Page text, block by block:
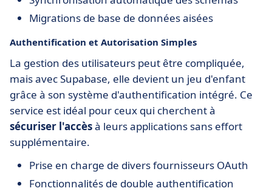
Migrations de base de données aisées
Authentification et Autorisation Simples
La gestion des utilisateurs peut être compliquée,
mais avec Supabase, elle devient un jeu d'enfant
grâce à son système d'authentification intégré. Ce
service est idéal pour ceux qui cherchent à
sécuriser l'accèsà leurs applications sans effort
supplémentaire.
Prise en charge de divers fournisseurs OAuth
Fonctionnalités de double authentification